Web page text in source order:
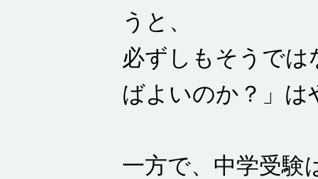
うと、
必ずしもそうでは
ばよいのか？」
一方で、中学受験